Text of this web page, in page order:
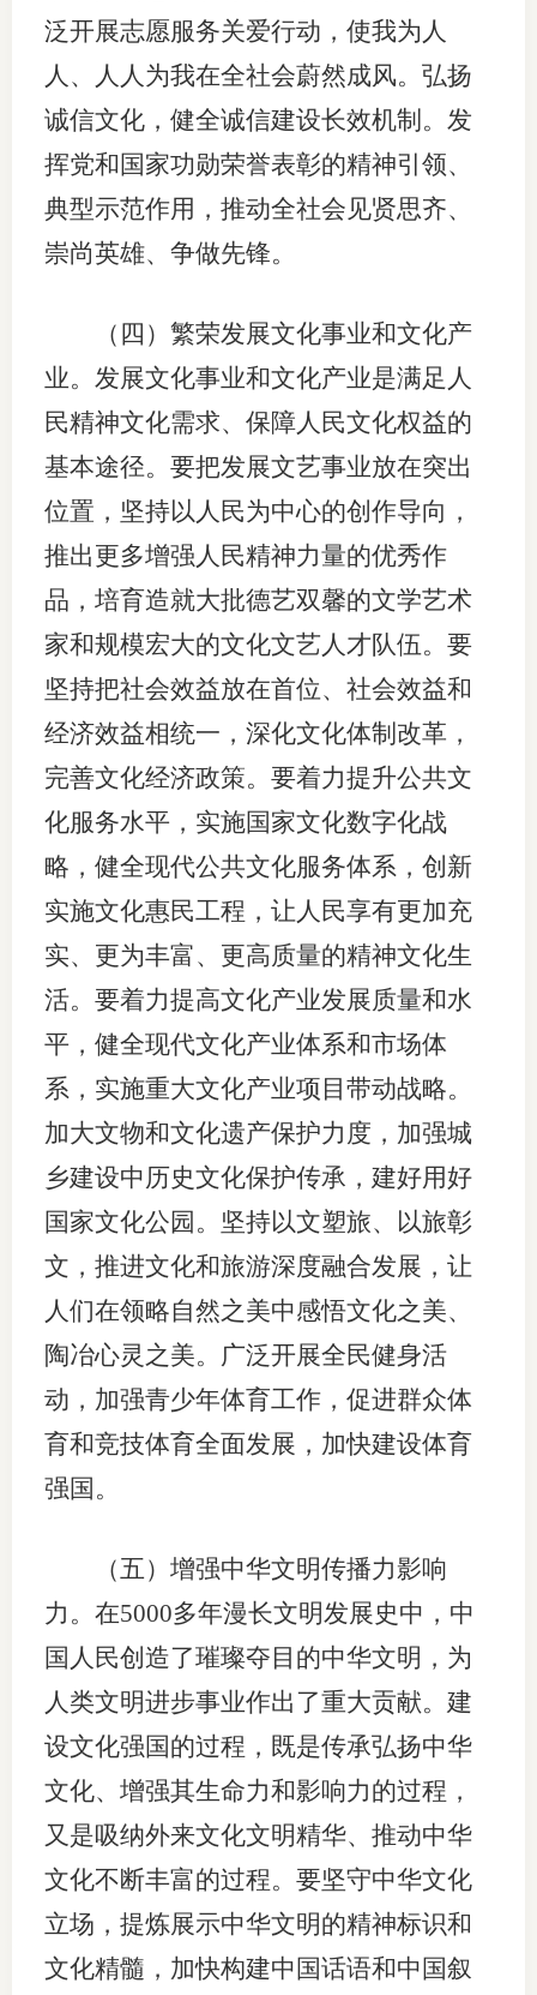
泛开展志愿服务关爱行动，使我为人
人、人人为我在全社会蔚然成风。弘扬
诚信文化，健全诚信建设长效机制。发
挥党和国家功勋荣誉表彰的精神引领、
典型示范作用，推动全社会见贤思齐、
崇尚英雄、争做先锋。
（四）繁荣发展文化事业和文化产
业。发展文化事业和文化产业是满足人
民精神文化需求、保障人民文化权益的
基本途径。要把发展文艺事业放在突出
位置，坚持以人民为中心的创作导向，
推出更多增强人民精神力量的优秀作
品，培育造就大批德艺双馨的文学艺术
家和规模宏大的文化文艺人才队伍。要
坚持把社会效益放在首位、社会效益和
经济效益相统一，深化文化体制改革，
完善文化经济政策。要着力提升公共文
化服务水平，实施国家文化数字化战
略，健全现代公共文化服务体系，创新
实施文化惠民工程，让人民享有更加充
实、更为丰富、更高质量的精神文化生
活。要着力提高文化产业发展质量和水
平，健全现代文化产业体系和市场体
系，实施重大文化产业项目带动战略。
加大文物和文化遗产保护力度，加强城
乡建设中历史文化保护传承，建好用好
国家文化公园。坚持以文塑旅、以旅彰
文，推进文化和旅游深度融合发展，让
人们在领略自然之美中感悟文化之美、
陶冶心灵之美。广泛开展全民健身活
动，加强青少年体育工作，促进群众体
育和竞技体育全面发展，加快建设体育
强国。
（五）增强中华文明传播力影响
力。在5000多年漫长文明发展史中，中
国人民创造了璀璨夺目的中华文明，为
人类文明进步事业作出了重大贡献。建
设文化强国的过程，既是传承弘扬中华
文化、增强其生命力和影响力的过程，
又是吸纳外来文化文明精华、推动中华
文化不断丰富的过程。要坚守中华文化
立场，提炼展示中华文明的精神标识和
文化精髓，加快构建中国话语和中国叙